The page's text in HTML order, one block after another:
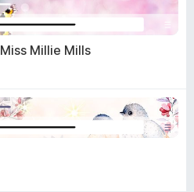
Millie Mills